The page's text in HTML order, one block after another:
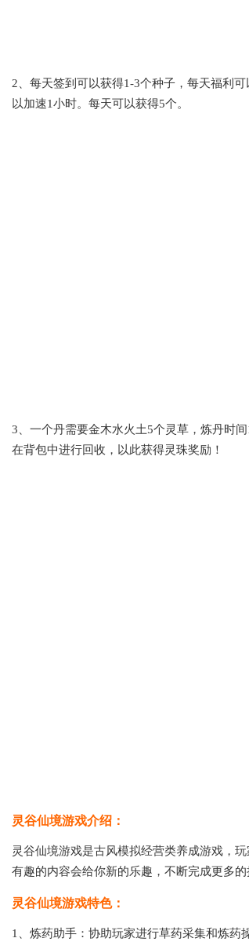
2、每天签到可以获得1-3个种子，每天福利
以加速1小时。每天可以获得5个。
3、一个丹需要金木水火土5个灵草，炼丹时
在背包中进行回收，以此获得灵珠奖励！
灵谷仙境游戏介绍：
灵谷仙境游戏是古风模拟经营类养成游戏，
有趣的内容会给你新的乐趣，不断完成更多的
灵谷仙境游戏特色：
1、炼药助手：协助玩家进行草药采集和炼药